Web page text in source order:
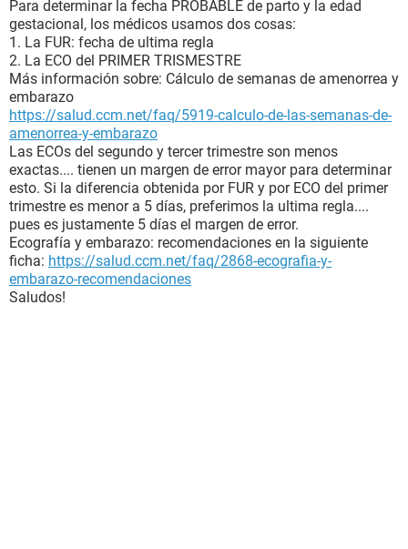
Para determinar la fecha PROBABLE de parto y la edad
gestacional, los médicos usamos dos cosas:
1. La FUR: fecha de ultima regla
2. La ECO del PRIMER TRISMESTRE
Más información sobre: Cálculo de semanas de amenorrea y
embarazo
https://salud.ccm.net/faq/5919-calculo-de-las-semanas-de-
amenorrea-y-embarazo
Las ECOs del segundo y tercer trimestre son menos
exactas.... tienen un margen de error mayor para determinar
esto. Si la diferencia obtenida por FUR y por ECO del primer
trimestre es menor a 5 días, preferimos la ultima regla....
pues es justamente 5 días el margen de error.
Ecografía y embarazo: recomendaciones en la siguiente
ficha: https://salud.ccm.net/faq/2868-ecografia-y-
embarazo-recomendaciones
Saludos!